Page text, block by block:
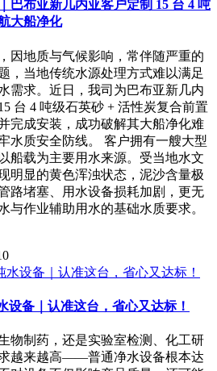
巴布亚新几内亚客户定制 15 台 4 吨
大船净化
因地质与气候影响，常伴随严重的
，当地传统水源处理方式难以满足
需求。近日，我司为巴布亚新几内
台 4 吨级石英砂 + 活性炭复合前置
完成安装，成功破解其大船净化难
水质安全防线。 客户拥有一艘大型
船载为主要用水来源。受当地水文
明显的黄色浑浊状态，泥沙含量极
路堵塞、用水设备损耗加剧，更无
与作业辅助用水的基础水质要求。
设备｜认准这台，省心又达标！
物制药，还是实验室检测、化工研
越来越高——普通净水设备根本达